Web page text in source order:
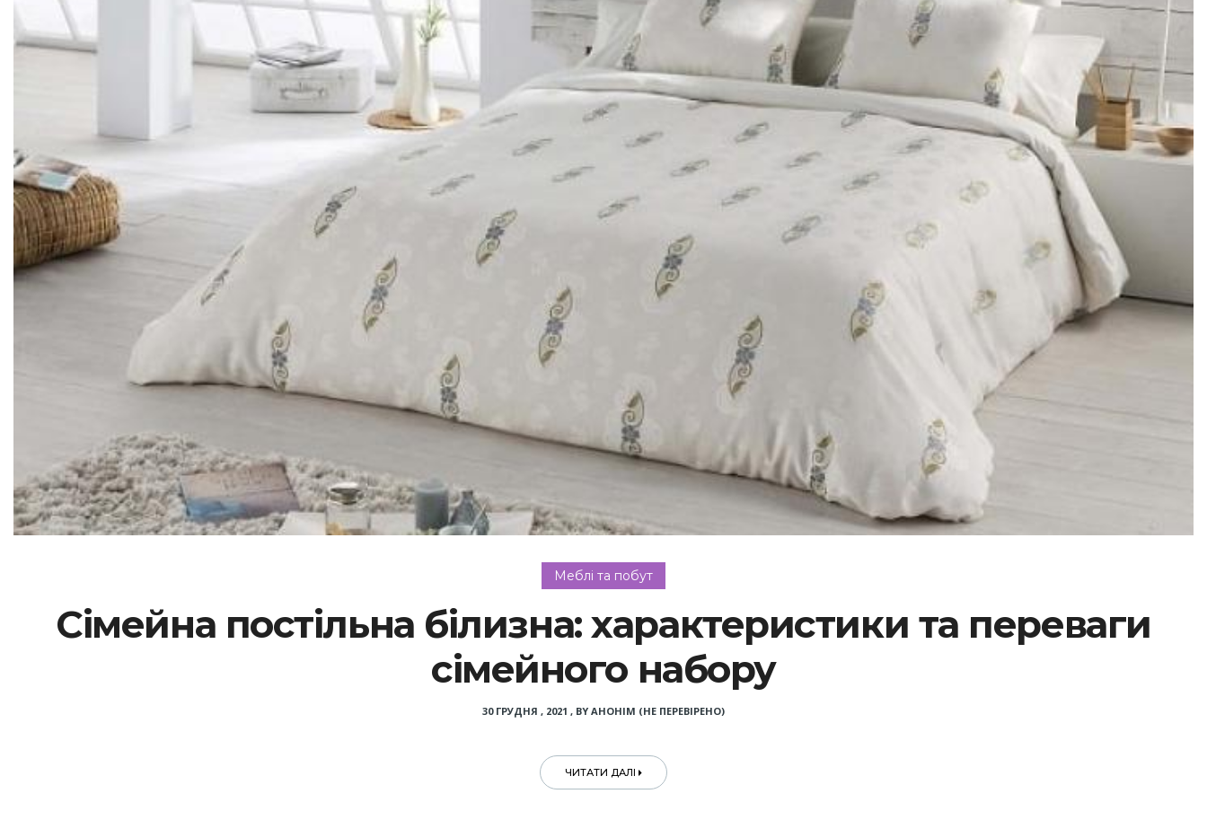
Меблі та побут
Сімейна постільна білизна: характеристики та переваги
сімейного набору
30 ГРУДНЯ , 2021 , BY АНОНІМ (НЕ ПЕРЕВІРЕНО)
ЧИТАТИ ДАЛІ